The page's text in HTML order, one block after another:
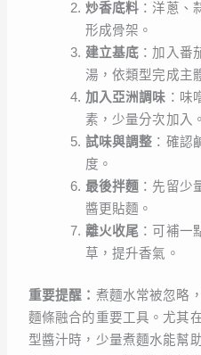
炒香底料 ：洋蔥、
形成骨架。
建立基底 ：加入番
湯，依類型完成主
加入亞洲調味 ：味
素，少量分次加入。
試味與調整 ：確認
度。
最後拌麵 ：先留少
醬更貼麵。
離火收尾 ：可補一
草，提升香氣。
重要提醒： 煮麵水常被忽略
麵條融合的重要工具。尤其
型醬汁時，少量煮麵水能幫